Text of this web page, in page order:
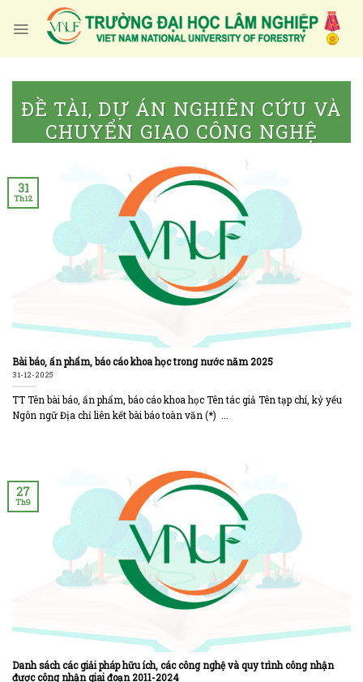
ĐỀ TÀI, DỰ ÁN NGHIÊN CỨU VÀ
CHUYỂN GIAO CÔNG NGHỆ
Bài báo, ấn phẩm, báo cáo khoa học trong nước năm 2025
31-12-2025
TT Tên bài báo, ấn phẩm, báo cáo khoa học Tên tác giả Tên tạp chí, kỷ yếu
Ngôn ngữ Địa chỉ liên kết bài báo toàn văn (*) ...
31
Th12
Danh sách các giải pháp hữu ích, các công nghệ và quy trình công nhận
được công nhận giai đoạn 2011-2024
27
Th9